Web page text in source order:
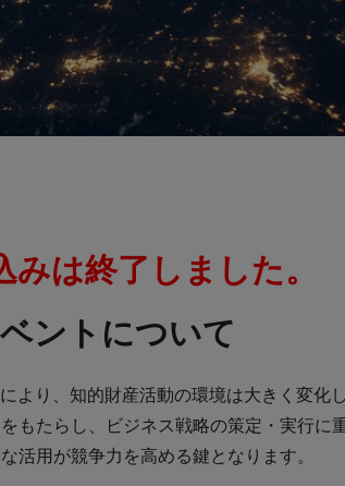
みは終了しました。
ントについて
より、知的財産活動の環境は大きく変化
もたらし、ビジネス戦略の策定・実行に
活用が競争力を高める鍵となります。